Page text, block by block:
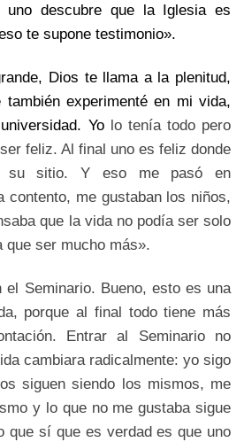
uno descubre que la Iglesia es
te supone testimonio».
Dios te llama a la plenitud,
experimenté en mi vida,
Yolo tenía todo pero
feliz. Al final uno es feliz donde
su sitio. Y eso me pasó en
contento, me gustaban los niños,
que la vida no podía ser solo
ser mucho más».
Seminario. Bueno, esto es una
porque al final todo tiene más
Entrar al Seminario no
cambiara radicalmente: yo sigo
siguen siendo los mismos, me
y lo que no me gustaba sigue
que sí que es verdad es que uno